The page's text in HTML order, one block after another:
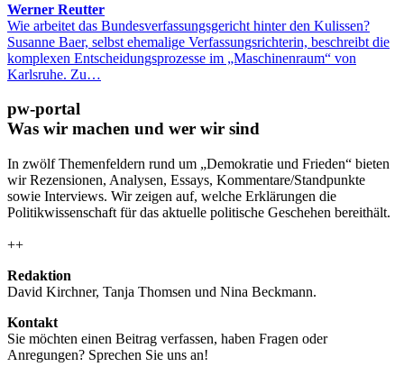
Werner Reutter
Wie arbeitet das Bundesverfassungsgericht hinter den Kulissen?
Susanne Baer, selbst ehemalige Verfassungsrichterin, beschreibt die
komplexen Entscheidungsprozesse im „Maschinenraum“ von
Karlsruhe. Zu…
pw-portal
Was wir machen und wer wir sind
In zwölf Themenfeldern rund um „Demokratie und Frieden“ bieten
wir Rezensionen, Analysen, Essays, Kommentare/Standpunkte
sowie Interviews. Wir zeigen auf, welche Erklärungen die
Politikwissenschaft für das aktuelle politische Geschehen bereithält.
++
Redaktion
David Kirchner, Tanja Thomsen und Nina Beckmann.
Kontakt
Sie möchten einen Beitrag verfassen, haben Fragen oder
Anregungen? Sprechen Sie uns an!